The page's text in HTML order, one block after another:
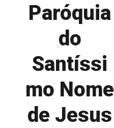
Paróquia
do
Santíssi
mo Nome
de Jesus